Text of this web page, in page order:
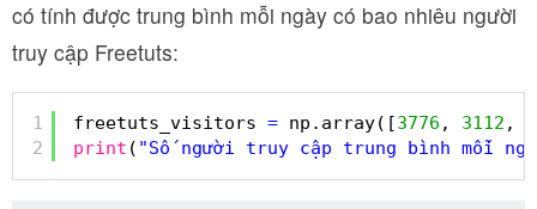
có tính được trung bình mỗi ngày có bao nhiêu người
truy cập Freetuts:
1
2
freetuts_visitors = np.array([3776 , 3112 ,
print ( "Số người truy cập trung bình mỗi